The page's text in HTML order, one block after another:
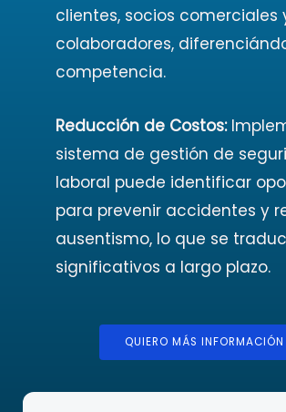
clientes, socios comerciales
colaboradores,
competencia.
Reducción de Costos:
sistema de gestión de
laboral puede identificar
para prevenir accidentes y
ausentismo, lo que se
significativos a largo plazo.
QUIERO MÁS INFORMACIÓN